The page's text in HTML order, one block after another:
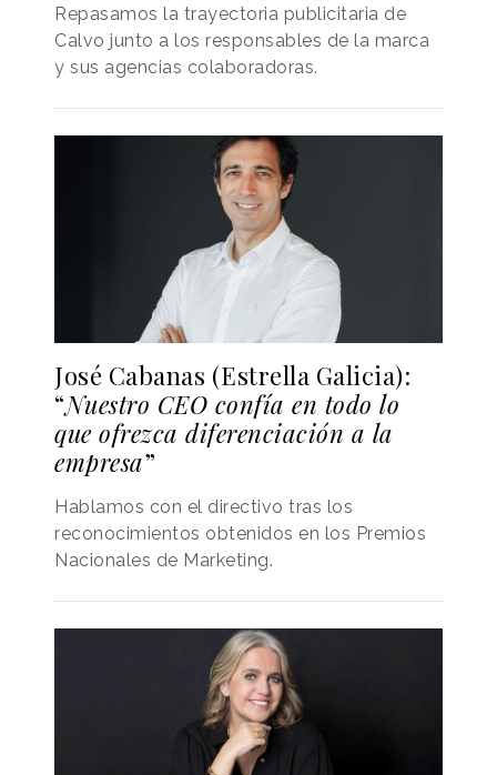
Repasamos la trayectoria publicitaria de
Calvo junto a los responsables de la marca
y sus agencias colaboradoras.
José Cabanas (Estrella Galicia):
“Nuestro CEO confía en todo lo
que ofrezca diferenciación a la
empresa”
Hablamos con el directivo tras los
reconocimientos obtenidos en los Premios
Nacionales de Marketing.